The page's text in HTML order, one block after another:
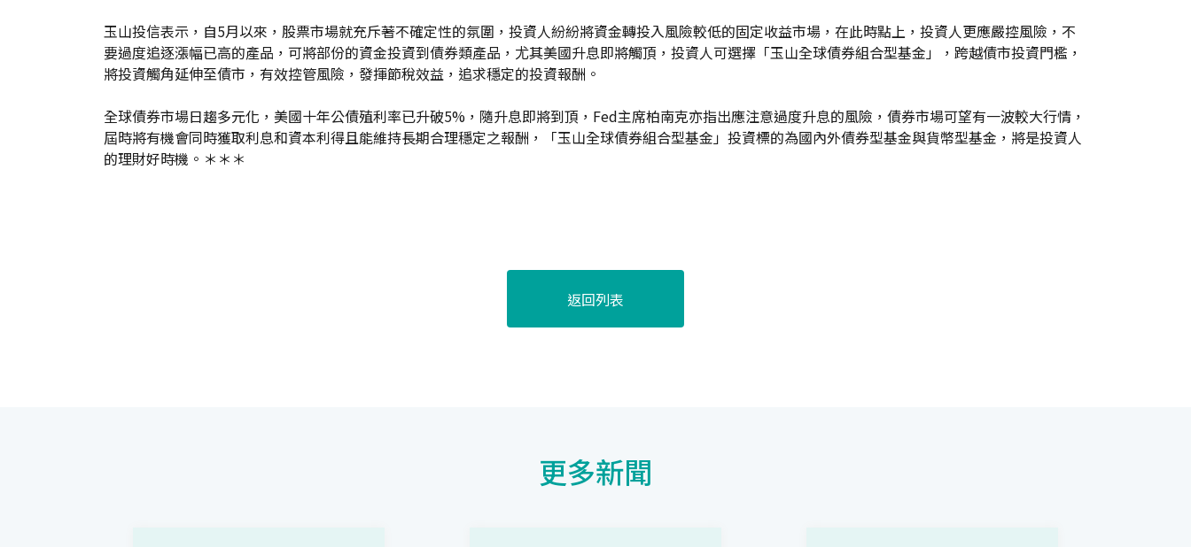
玉山投信表示，自5月以來，股票市場就充斥著不確定性的氛圍，投資人紛紛將資金轉投入風險較低的固定收益市場，在此時點上，投資人更應嚴控風險，不
要過度追逐漲幅已高的產品，可將部份的資金投資到債券類產品，尤其美國升息即將觸頂，投資人可選擇「玉山全球債券組合型基金」，跨越債市投資門檻，
將投資觸角延伸至債市，有效控管風險，發揮節稅效益，追求穩定的投資報酬。
全球債券市場日趨多元化，美國十年公債殖利率已升破5%，隨升息即將到頂，Fed主席柏南克亦指出應注意過度升息的風險，債券市場可望有一波較大行情，
屆時將有機會同時獲取利息和資本利得且能維持長期合理穩定之報酬，「玉山全球債券組合型基金」投資標的為國內外債券型基金與貨幣型基金，將是投資人
的理財好時機。＊＊＊
返回列表
更多新聞